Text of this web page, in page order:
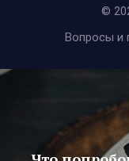
©
Вопросы и